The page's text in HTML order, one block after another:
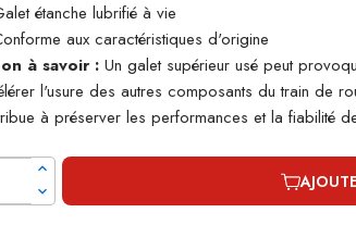
étanche lubrifié à vie
aux caractéristiques d'origine
à savoir : Un galet supérieur usé peut
l'usure des autres composants du train de
à préserver les performances et la fiabilité